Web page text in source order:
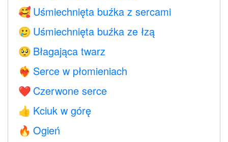
🥰 Uśmiechnięta buźka z sercami
🥲 Uśmiechnięta buźka ze łzą
🥺 Błagająca twarz
❤️‍🔥 Serce w płomieniach
❤️ Czerwone serce
👍 Kciuk w górę
🔥 Ogień